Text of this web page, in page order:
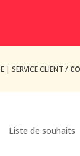
| SERVICE CLIENT /
Liste de souhaits